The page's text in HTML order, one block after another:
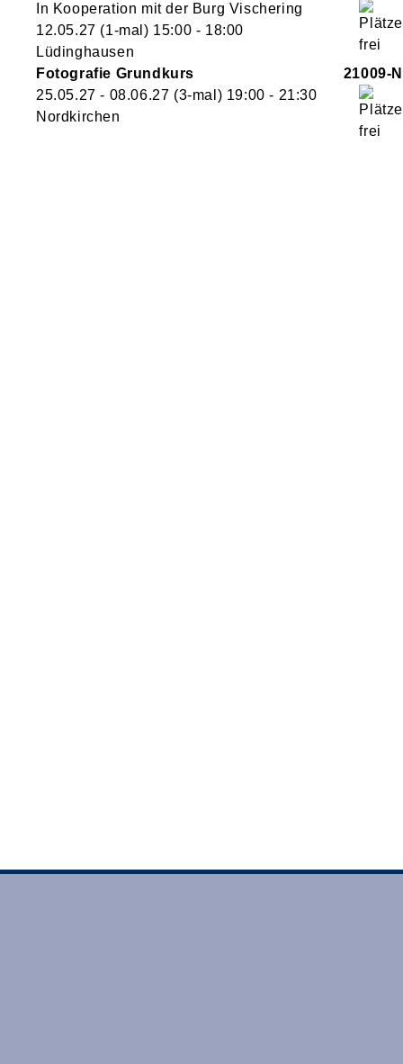
In Kooperation mit der Burg Vischering
12.05.27 (1-mal) 15:00 - 18:00
Lüdinghausen
Fotografie Grundkurs
21009-N
25.05.27 - 08.06.27 (3-mal) 19:00 - 21:30
Nordkirchen